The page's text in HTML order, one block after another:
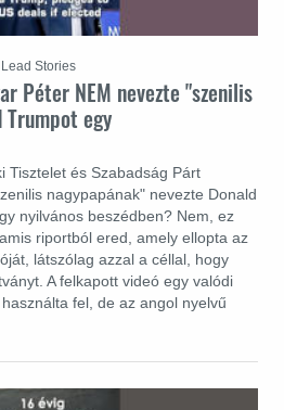
Péter NEM nevezte "szenilis
Trumpot egy
Tisztelet és Szabadság Párt
nagypapának" nevezte Donald
nyilvános beszédben? Nem, ez
riportból ered, amely ellopta az
látszólag azzal a céllal, hogy
A felkapott videó egy valódi
fel, de az angol nyelvű
Stories